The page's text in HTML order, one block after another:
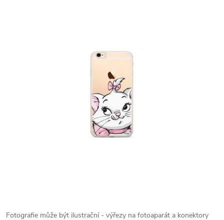
Fotografie může být ilustrační - výřezy na fotoaparát a konektory